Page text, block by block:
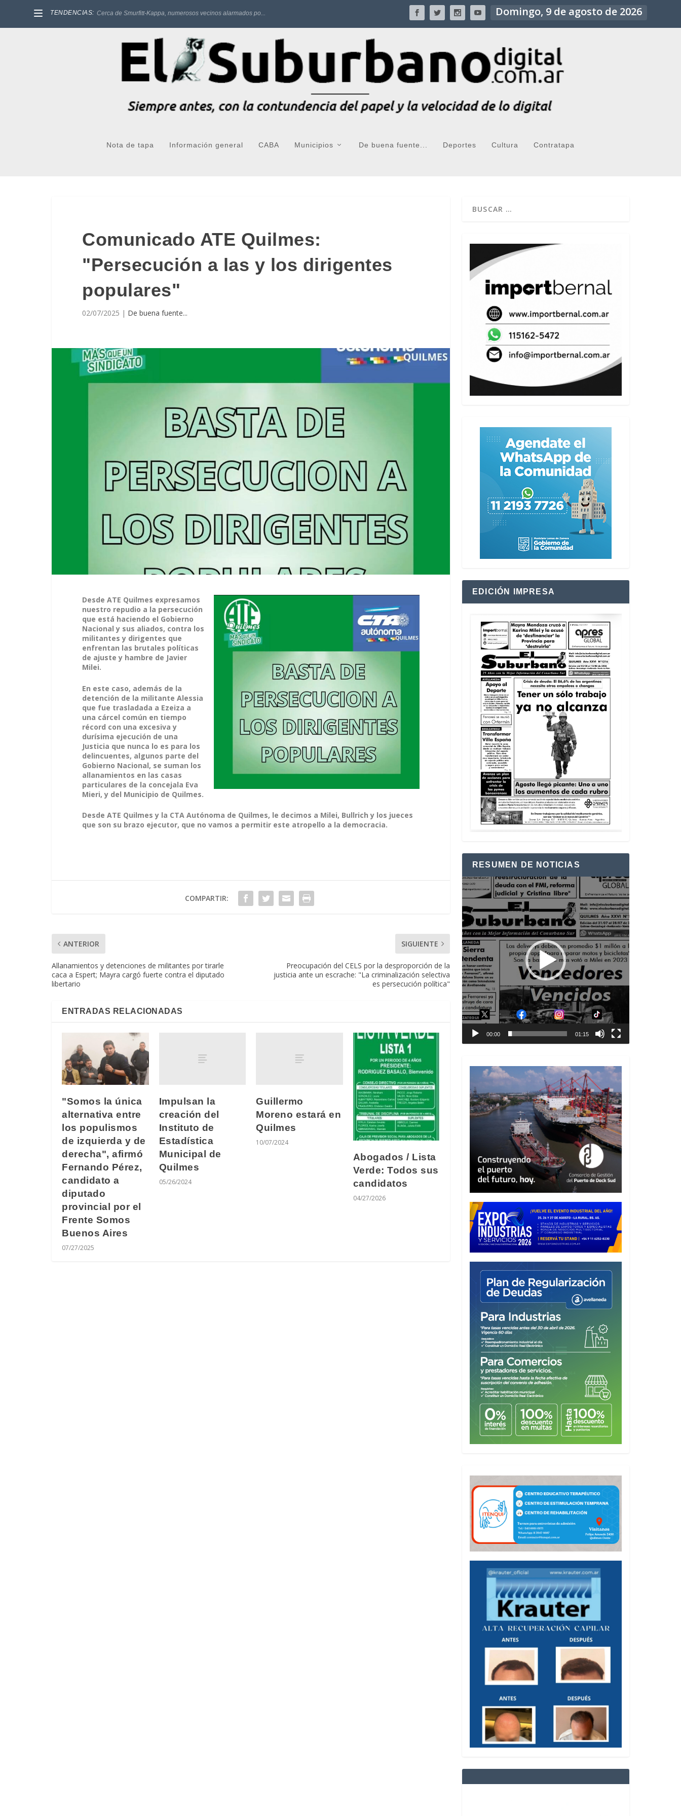
TENDENCIAS: Cerca de Smurfitt-Kappa, numerosos vecinos alarmados po... Domingo, 9 de agosto de 2026
Nota de tapa Información general CABA Municipios De buena fuente... Deportes Cultura Contratapa
Comunicado ATE Quilmes:
"Persecución a las y los dirigentes
populares"
02/07/2025 | De buena fuente...
Desde ATE Quilmes expresamos
nuestro repudio a la persecución
que está haciendo el Gobierno
Nacional y sus aliados, contra los
militantes y dirigentes que
enfrentan las brutales políticas
de ajuste y hambre de Javier
Milei.
En este caso, además de la
detención de la militante Alessia
que fue trasladada a Ezeiza a
una cárcel común en tiempo
récord con una excesiva y
durísima ejecución de una
Justicia que nunca lo es para los
delincuentes, algunos parte del
Gobierno Nacional, se suman los
allanamientos en las casas
particulares de la concejala Eva
Mieri, y del Municipio de Quilmes.
Desde ATE Quilmes y la CTA Autónoma de Quilmes, le decimos a Milei, Bullrich y los jueces
que son su brazo ejecutor, que no vamos a permitir este atropello a la democracia.
COMPARTIR:
ANTERIOR
Allanamientos y detenciones de militantes por tirarle
caca a Espert; Mayra cargó fuerte contra el diputado
libertario
SIGUIENTE
Preocupación del CELS por la desproporción de la
justicia ante un escrache: "La criminalización selectiva
es persecución política"
ENTRADAS RELACIONADAS
"Somos la única
alternativa entre
los populismos
de izquierda y de
derecha", afirmó
Fernando Pérez,
candidato a
diputado
provincial por el
Frente Somos
Buenos Aires
07/27/2025
Impulsan la
creación del
Instituto de
Estadística
Municipal de
Quilmes
05/26/2024
Guillermo
Moreno estará en
Quilmes
10/07/2024
Abogados / Lista
Verde: Todos sus
candidatos
04/27/2026
EDICIÓN IMPRESA
RESUMEN DE NOTICIAS
Reproductor
de
vídeo
00:00 01:15